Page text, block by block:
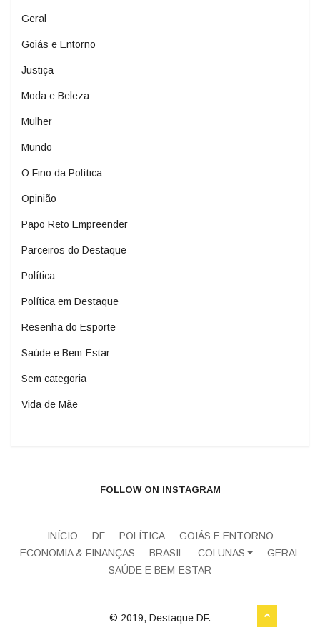
Geral
Goiás e Entorno
Justiça
Moda e Beleza
Mulher
Mundo
O Fino da Política
Opinião
Papo Reto Empreender
Parceiros do Destaque
Política
Política em Destaque
Resenha do Esporte
Saúde e Bem-Estar
Sem categoria
Vida de Mãe
FOLLOW ON INSTAGRAM
INÍCIO DF POLÍTICA
GOIÁS E ENTORNO
ECONOMIA & FINANÇAS
BRASIL COLUNAS
GERAL
SAÚDE E BEM-ESTAR
© 2019, Destaque DF.